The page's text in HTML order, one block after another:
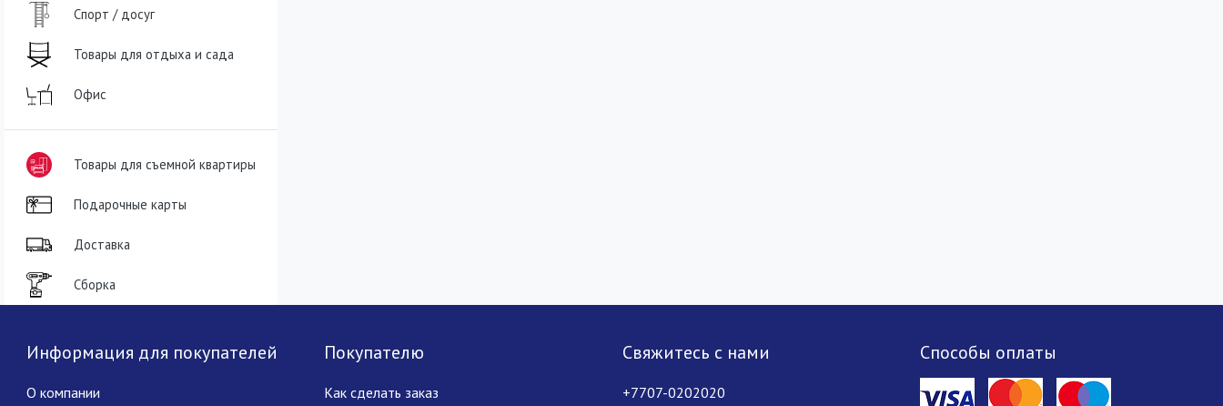
Спорт / досуг
Товары для отдыха и сада
Офис
Товары для съемной квартиры
Подарочные карты
Доставка
Сборка
Информация для покупателей
О компании
Покупателю
Как сделать заказ
Свяжитесь с нами
+7707-0202020
Способы оплаты